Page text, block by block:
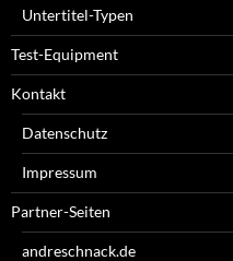
Untertitel-Typen
Test-Equipment
Kontakt
Datenschutz
Impressum
Partner-Seiten
andreschnack.de